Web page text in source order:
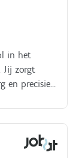
in het
Jij zorgt
en precisie